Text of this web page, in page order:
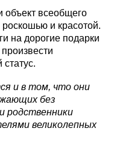
всеобщего
и красотой.
на дорогие подарки
статус.
и в том, что они
без
родственники
великолепных